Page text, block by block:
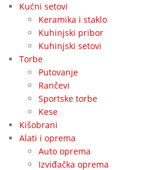
Kućni setovi
Keramika i staklo
Kuhinjski pribor
Kuhinjski setovi
Torbe
Putovanje
Rančevi
Sportske torbe
Kese
Kišobrani
Alati i oprema
Auto oprema
Izviđačka oprema